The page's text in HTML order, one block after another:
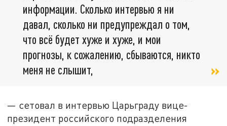
информации. Сколько интервью я ни
давал, сколько ни предупреждал о том,
что всё будет хуже и хуже, и мои
прогнозы, к сожалению, сбываются, никто
меня не слышит,
— сетовал в интервью Царьграду вице-
президент российского подразделения